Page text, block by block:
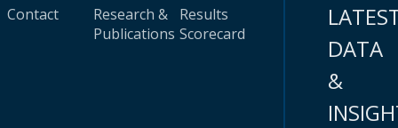
Contact
Research &
Publications
Results
Scorecard
DATA
&